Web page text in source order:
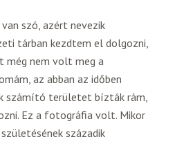
szó, azért nevezik
tárban kezdtem el dolgozni,
még nem volt meg a
az abban az időben
számító területet bízták rám,
Ez a fotográfia volt. Mikor
századik